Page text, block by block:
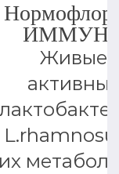
Живые
их